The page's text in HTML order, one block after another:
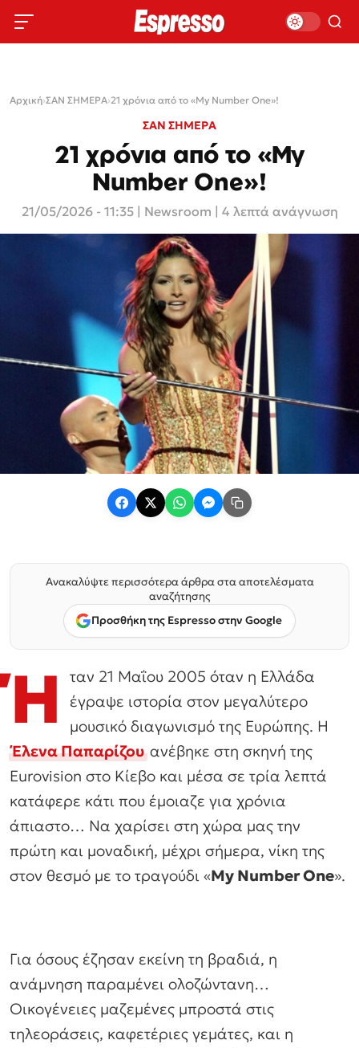
Αρχική›ΣΑΝ ΣΗΜΕΡΑ›21 χρόνια από το «My Number One»!
ΣΑΝ ΣΗΜΕΡΑ
21 χρόνια από το «My
Number One»!
21/05/2026 - 11:35 Newsroom | 4 λεπτά ανάγνωση
Ανακαλύψτε περισσότερα άρθρα στα αποτελέσματα
αναζήτησης
Προσθήκη της Espresso στην Google
Ή
ταν 21 Μαΐου 2005 όταν η Ελλάδα
έγραψε ιστορία στον μεγαλύτερο
μουσικό διαγωνισμό της Ευρώπης. Η
Έλενα Παπαρίζου ανέβηκε στη σκηνή της
Eurovision στο Κίεβο και μέσα σε τρία λεπτά
κατάφερε κάτι που έμοιαζε για χρόνια
άπιαστο… Nα χαρίσει στη χώρα μας την
πρώτη και μοναδική, μέχρι σήμερα, νίκη της
στον θεσμό με το τραγούδι «My Number One».
Για όσους έζησαν εκείνη τη βραδιά, η
ανάμνηση παραμένει ολοζώντανη…
Οικογένειες μαζεμένες μπροστά στις
τηλεοράσεις, καφετέριες γεμάτες, και η